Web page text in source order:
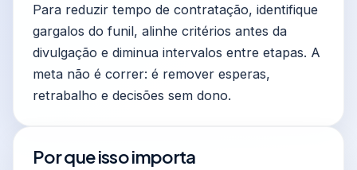
Para reduzir tempo de contratação, identifique
gargalos do funil, alinhe critérios antes da
divulgação e diminua intervalos entre etapas. A
meta não é correr: é remover esperas,
retrabalho e decisões sem dono.
Por que isso importa